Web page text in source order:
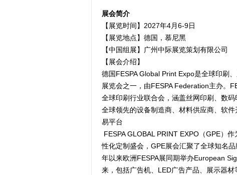
展会简介
【展览时间】2027年4月6-9日
【展览地点】德国，慕尼黑
【中国组展】广州中际展览策划有限公司
【展会介绍】
德国FESPA Global Print Expo是全球印刷
展览会之一，由FESPA Federation主办。
全球印刷行业联合会，涵盖丝网印刷、数
全球领先的设备制造商、材料供应商、软
易平台
FESPA GLOBAL PRINT EXPO（GPE）
性化定制盛会，GPE展会汇聚了全球知名
年以来欧洲FESPA展同期举办European
来，包括广告机、LED广告产品、展示器